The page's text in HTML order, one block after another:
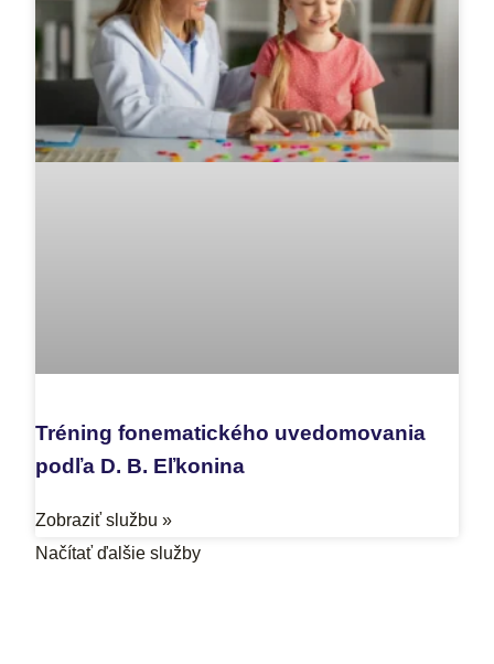
Tréning fonematického uvedomovania
podľa D. B. Eľkonina
Zobraziť službu »
Načítať ďalšie služby